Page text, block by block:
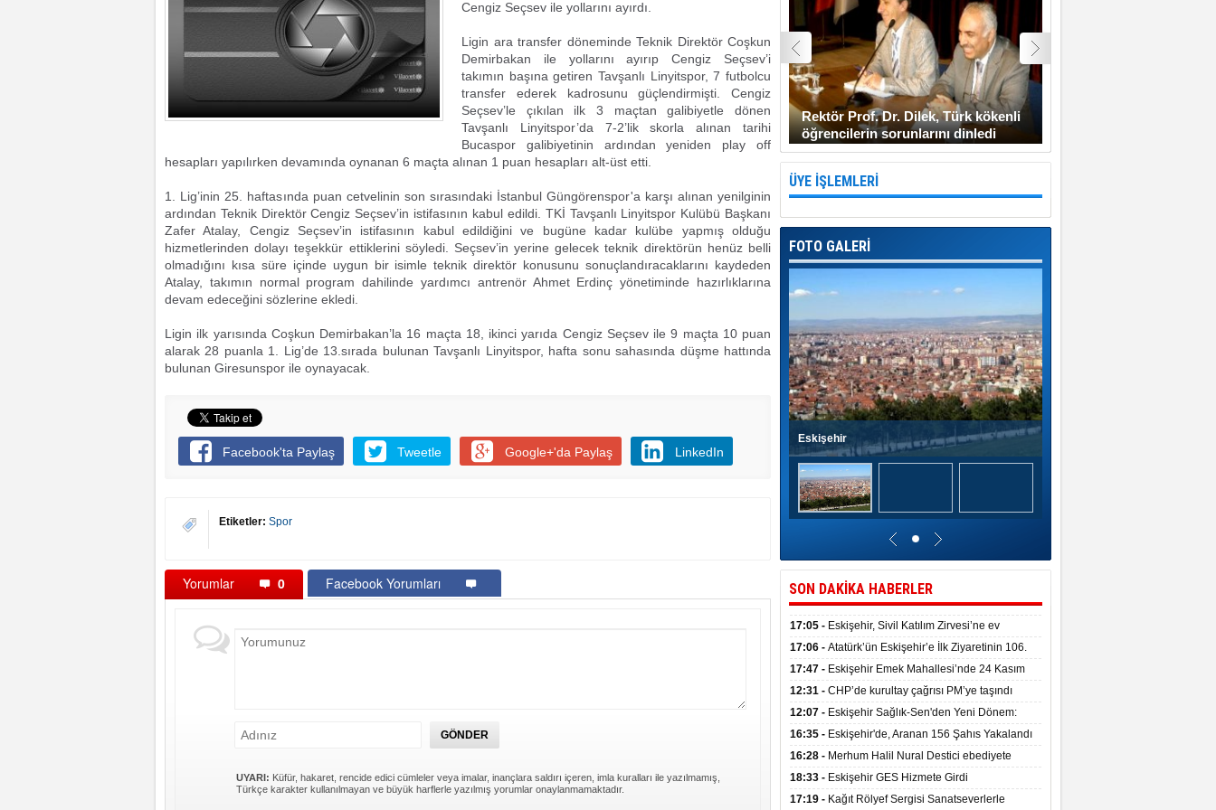
Cengiz Seçsev ile yollarını ayırdı.
Ligin ara transfer döneminde Teknik Direktör Coşkun
Demirbakan ile yollarını ayırıp Cengiz Seçsev’i
takımın başına getiren Tavşanlı Linyitspor, 7 futbolcu
transfer ederek kadrosunu güçlendirmişti. Cengiz
Seçsev’le çıkılan ilk 3 maçtan galibiyetle dönen
Tavşanlı Linyitspor’da 7-2’lik skorla alınan tarihi
Bucaspor galibiyetinin ardından yeniden play off
hesapları yapılırken devamında oynanan 6 maçta alınan 1 puan hesapları alt-üst etti.
1. Lig’inin 25. haftasında puan cetvelinin son sırasındaki İstanbul Güngörenspor'a karşı alınan yenilginin
ardından Teknik Direktör Cengiz Seçsev’in istifasının kabul edildi. TKİ Tavşanlı Linyitspor Kulübü Başkanı
Zafer Atalay, Cengiz Seçsev’in istifasının kabul edildiğini ve bugüne kadar kulübe yapmış olduğu
hizmetlerinden dolayı teşekkür ettiklerini söyledi. Seçsev’in yerine gelecek teknik direktörün henüz belli
olmadığını kısa süre içinde uygun bir isimle teknik direktör konusunu sonuçlandıracaklarını kaydeden
Atalay, takımın normal program dahilinde yardımcı antrenör Ahmet Erdinç yönetiminde hazırlıklarına
devam edeceğini sözlerine ekledi.
Ligin ilk yarısında Coşkun Demirbakan’la 16 maçta 18, ikinci yarıda Cengiz Seçsev ile 9 maçta 10 puan
alarak 28 puanla 1. Lig’de 13.sırada bulunan Tavşanlı Linyitspor, hafta sonu sahasında düşme hattında
bulunan Giresunspor ile oynayacak.
Facebook'ta Paylaş Tweetle Google+'da Paylaş LinkedIn
Etiketler: Spor
Yorumlar 0 Facebook Yorumları
UYARI: Küfür, hakaret, rencide edici cümleler veya imalar, inançlara saldırı içeren, imla kuralları ile yazılmamış,
Türkçe karakter kullanılmayan ve büyük harflerle yazılmış yorumlar onaylanmamaktadır.
Rektör Prof. Dr. Dilek, Türk kökenli
öğrencilerin sorunlarını dinledi
ÜYE İŞLEMLERİ
FOTO GALERİ
Eskişehir
SON DAKİKA HABERLER
17:05 - Eskişehir, Sivil Katılım Zirvesi’ne ev
sahipliği yaptı.
17:06 - Atatürk’ün Eskişehir’e İlk Ziyaretinin 106.
Yılı Törenle Kutlandı
17:47 - Eskişehir Emek Mahallesi’nde 24 Kasım
İlkokulu törenle hizmete girdi
12:31 - CHP’de kurultay çağrısı PM’ye taşındı
12:07 - Eskişehir Sağlık-Sen'den Yeni Dönem:
Mazbata Teslim Alındı
16:35 - Eskişehir'de, Aranan 156 Şahıs Yakalandı
16:28 - Merhum Halil Nural Destici ebediyete
uğurlandı
18:33 - Eskişehir GES Hizmete Girdi
17:19 - Kağıt Rölyef Sergisi Sanatseverlerle